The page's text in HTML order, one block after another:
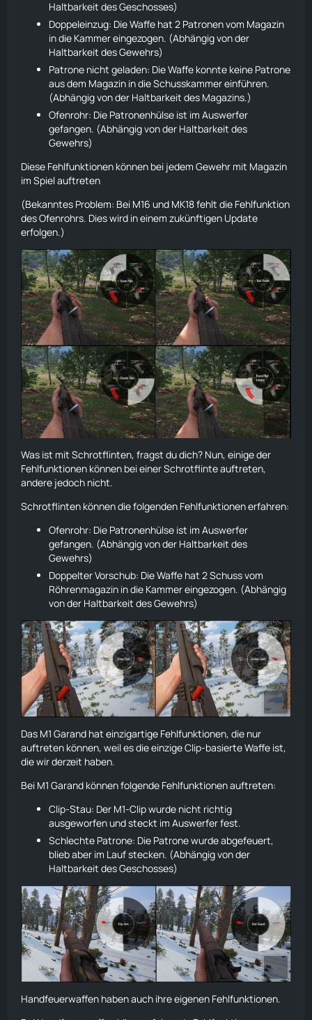
Haltbarkeit des Geschosses)
Doppeleinzug: Die Waffe hat 2 Patronen vom Magazin
in die Kammer eingezogen. (Abhängig von der
Haltbarkeit des Gewehrs)
Patrone nicht geladen: Die Waffe konnte keine Patrone
aus dem Magazin in die Schusskammer einführen.
(Abhängig von der Haltbarkeit des Magazins.)
Ofenrohr: Die Patronenhülse ist im Auswerfer
gefangen. (Abhängig von der Haltbarkeit des
Gewehrs)
Diese Fehlfunktionen können bei jedem Gewehr mit Magazin
im Spiel auftreten
(Bekanntes Problem: Bei M16 und MK18 fehlt die Fehlfunktion
des Ofenrohrs. Dies wird in einem zukünftigen Update
erfolgen.)
Was ist mit Schrotflinten, fragst du dich? Nun, einige der
Fehlfunktionen können bei einer Schrotflinte auftreten,
andere jedoch nicht.
Schrotflinten können die folgenden Fehlfunktionen erfahren:
Ofenrohr: Die Patronenhülse ist im Auswerfer
gefangen. (Abhängig von der Haltbarkeit des
Gewehrs)
Doppelter Vorschub: Die Waffe hat 2 Schuss vom
Röhrenmagazin in die Kammer eingezogen. (Abhängig
von der Haltbarkeit des Gewehrs)
Das M1 Garand hat einzigartige Fehlfunktionen, die nur
auftreten können, weil es die einzige Clip-basierte Waffe ist,
die wir derzeit haben.
Bei M1 Garand können folgende Fehlfunktionen auftreten:
Clip-Stau: Der M1-Clip wurde nicht richtig
ausgeworfen und steckt im Auswerfer fest.
Schlechte Patrone: Die Patrone wurde abgefeuert,
blieb aber im Lauf stecken. (Abhängig von der
Haltbarkeit des Geschosses)
Handfeuerwaffen haben auch ihre eigenen Fehlfunktionen.